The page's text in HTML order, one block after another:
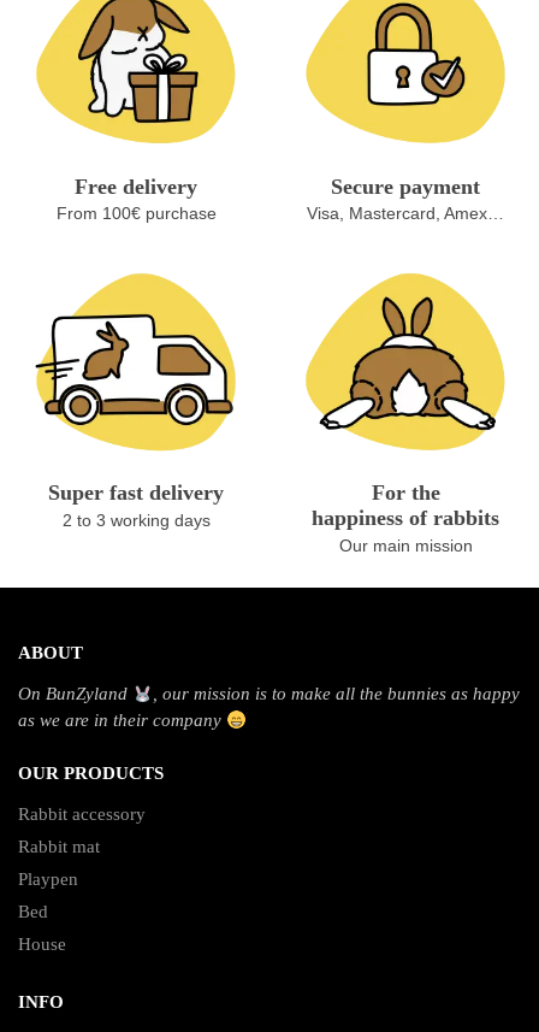
Free delivery
From 100€ purchase
Secure payment
Visa, Mastercard, Amex…
Super fast delivery
2 to 3 working days
For the
happiness of rabbits
Our main mission
ABOUT
On BunZyland
, our mission is to make all the bunnies as happy
as we are in their company
OUR PRODUCTS
Rabbit accessory
Rabbit mat
Playpen
Bed
House
INFO